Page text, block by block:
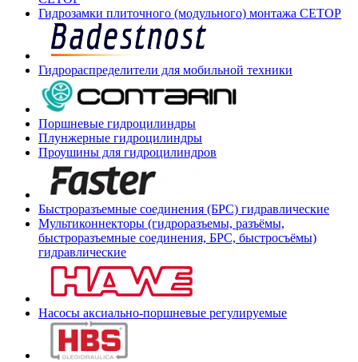
Гидрозамки плиточного (модульного) монтажа CETOP
Гидрораспределители для мобильной техники
Поршневые гидроцилиндры
Плунжерные гидроцилиндры
Проушины для гидроцилиндров
Быстроразъемные соединения (БРС) гидравлические
Мультиконнекторы (гидроразъемы, разъёмы,
быстроразъемные соединения, БРС, быстросъёмы)
гидравлические
Насосы аксиально-поршневые регулируемые